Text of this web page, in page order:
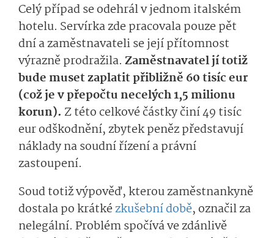
Celý případ se odehrál v jednom italském
hotelu. Servírka zde pracovala pouze pět
dní a zaměstnavateli se její přítomnost
výrazně prodražila. Zaměstnavatel jí totiž
bude muset zaplatit přibližně 60 tisíc eur
(což je v přepočtu necelých 1,5 milionu
korun). Z této celkové částky činí 49 tisíc
eur odškodnění, zbytek peněz představují
náklady na soudní řízení a právní
zastoupení.
Soud totiž výpověď, kterou zaměstnankyně
dostala po krátkézkušební době, označil za
nelegální. Problém spočívá ve zdánlivě